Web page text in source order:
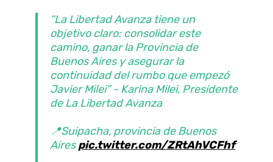
“La Libertad Avanza tiene un
objetivo claro: consolidar este
camino, ganar la Provincia de
Buenos Aires y asegurar la
continuidad del rumbo que empezó
Javier Milei” - Karina Milei, Presidente
de La Libertad Avanza
📍Suipacha, provincia de Buenos
Airespic.twitter.com/ZRtAhVCFhf